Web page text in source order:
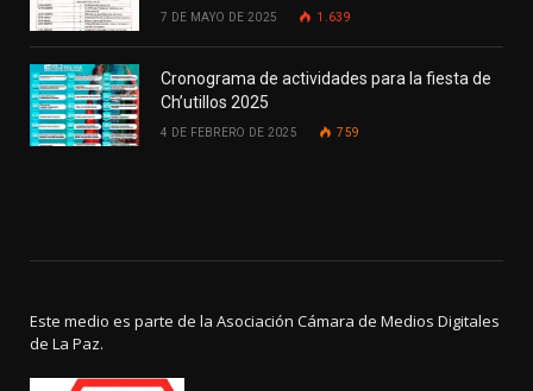
7 DE MAYO DE 2025 1.639
Cronograma de actividades para la fiesta de
Ch’utillos 2025
4 DE FEBRERO DE 2025 759
Este medio es parte de la Asociación Cámara de Medios Digitales
de La Paz.